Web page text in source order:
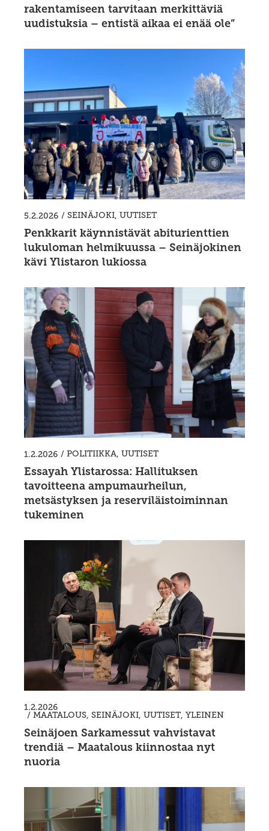
rakentamiseen tarvitaan merkittäviä
uudistuksia – entistä aikaa ei enää ole”
5.2.2026 / SEINÄJOKI, UUTISET
Penkkarit käynnistävät abiturienttien
lukuloman helmikuussa – Seinäjokinen
kävi Ylistaron lukiossa
1.2.2026 / POLITIIKKA, UUTISET
Essayah Ylistarossa: Hallituksen
tavoitteena ampumaurheilun,
metsästyksen ja reserviläistoiminnan
tukeminen
1.2.2026
/ MAATALOUS, SEINÄJOKI, UUTISET, YLEINEN
Seinäjoen Sarkamessut vahvistavat
trendiä – Maatalous kiinnostaa nyt
nuoria